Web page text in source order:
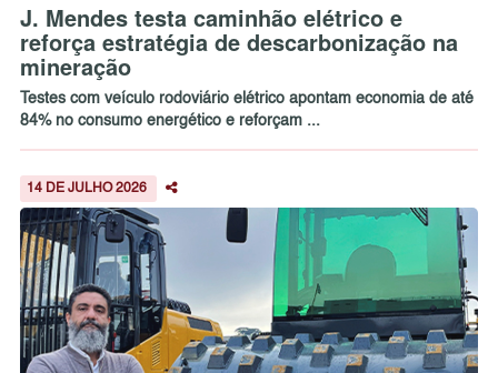
J. Mendes testa caminhão elétrico e
reforça estratégia de descarbonização na
mineração
Testes com veículo rodoviário elétrico apontam economia de até
84% no consumo energético e reforçam ...
14 DE JULHO 2026